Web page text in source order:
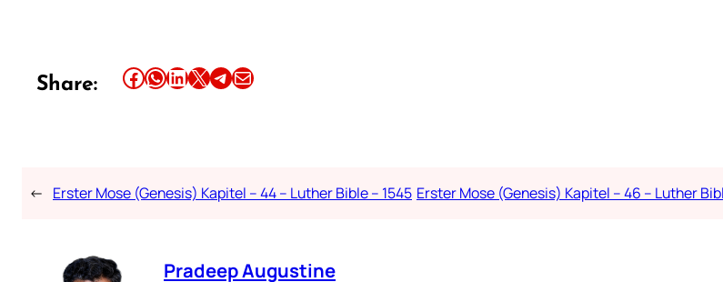
Share: Share this article on Facebook Share this article on WhatsApp Share this article on LinkedIn Share this article on X Share this article on TelegramEmail this Article
← Erster Mose (Genesis) Kapitel – 44 – Luther Bible – 1545 Erster Mose (Genesis) Kapitel – 46 – Luther
Pradeep Augustine